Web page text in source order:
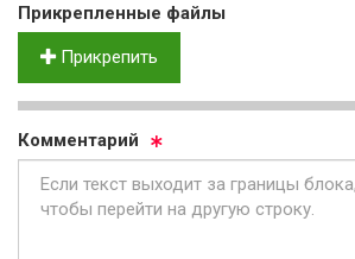
Прик­реп­лен­ные фай­лы
Прикрепить
Ком­мен­та­рий